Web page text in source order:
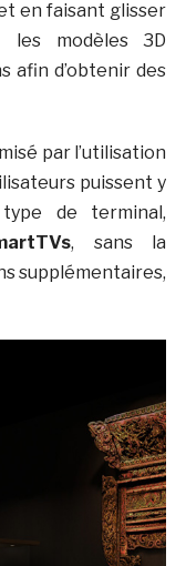
en faisant glisser
modèles 3D
afin d’obtenir des
par l’utilisation
puissent y
de terminal,
, sans la
supplémentaires,